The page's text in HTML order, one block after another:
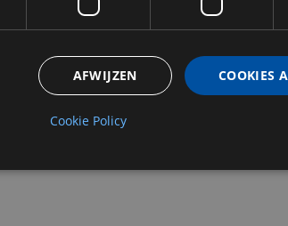
COOKIES
AFWIJZEN
Cookie Policy